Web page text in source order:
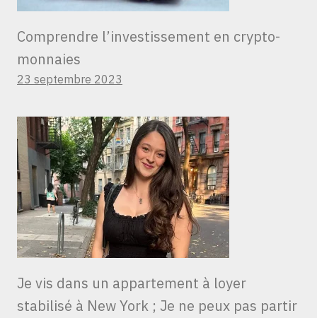
Comprendre l’investissement en crypto-
monnaies
23 septembre 2023
Je vis dans un appartement à loyer
stabilisé à New York ; Je ne peux pas partir